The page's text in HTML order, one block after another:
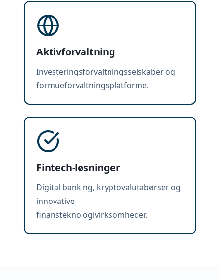
Aktivforvaltning
Investeringsforvaltningsselskaber og
formueforvaltningsplatforme.
Fintech-løsninger
Digital banking, kryptovalutabørser og
innovative
finansteknologivirksomheder.